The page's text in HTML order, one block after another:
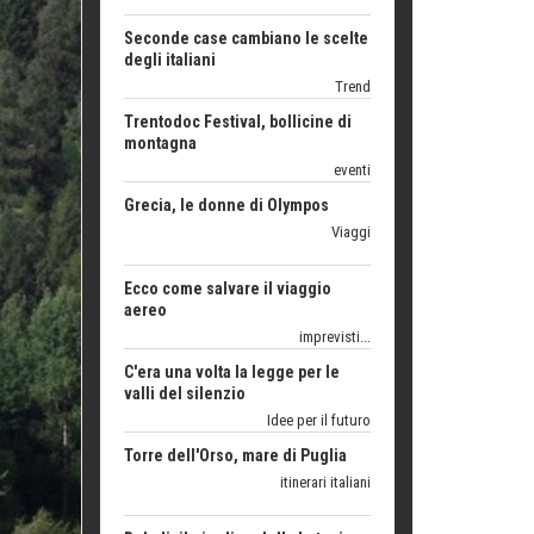
Trentodoc Festival, bollicine di
montagna
eventi
Grecia, le donne di Olympos
Ecco come salvare il viaggio
C'era una volta la legge per le
valli del silenzio
Idee per il futuro
Torre dell'Orso, mare di Puglia
Boboli, il giardino della botanica
Gioielli italiani